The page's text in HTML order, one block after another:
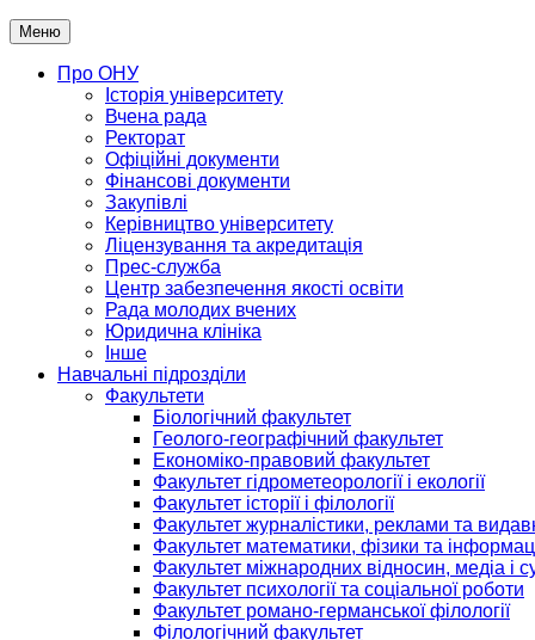
Меню
Про ОНУ
Історія університету
Вчена рада
Ректорат
Офіційні документи
Фінансові документи
Закупівлі
Керівництво університету
Ліцензування та акредитація
Прес-служба
Центр забезпечення якості освіти
Рада молодих вчених
Юридична клініка
Інше
Навчальні підрозділи
Факультети
Біологічний факультет
Геолого-географічний факультет
Економіко-правовий факультет
Факультет гідрометеорології і екології
Факультет історії і філології
Факультет журналістики, реклами та
Факультет математики, фізики та
Факультет міжнародних відносин, медіа і
Факультет психології та соціальної роботи
Факультет романо-германської філології
Філологічний факультет